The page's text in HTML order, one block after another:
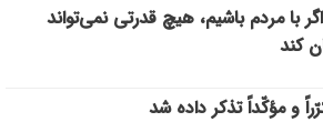
با مردم باشیم، هیچ قدرتی نمی‌تواند
کند
و مؤکّداً تذکر داده شد